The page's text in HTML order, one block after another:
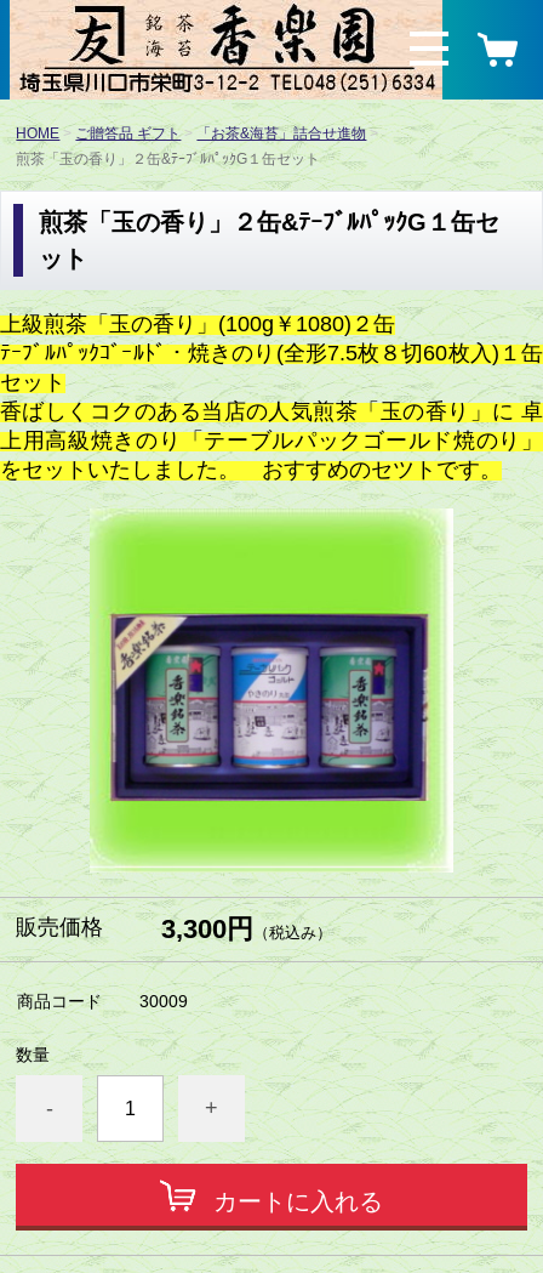
HOME ご贈答品 ギフト
「お茶&海苔」詰合せ進物
煎茶「玉の香り」２缶&ﾃｰﾌﾞﾙﾊﾟｯｸG１缶セット
煎茶「玉の香り」２缶&ﾃｰﾌﾞﾙﾊﾟｯｸG１缶セ
ット
上級煎茶「玉の香り」(100g￥1080)２缶
ﾃｰﾌﾞﾙﾊﾟｯｸｺﾞｰﾙﾄﾞ・焼きのり(全形7.5枚８切60枚入)１缶
セット
香ばしくコクのある当店の人気煎茶「玉の香り」に 卓
上用高級焼きのり「テーブルパックゴールド焼のり」
をセットいたしました。 おすすめのセツトです。
販売価格 3,300円（税込み）
商品コード 30009
数量
- +
カートに入れる